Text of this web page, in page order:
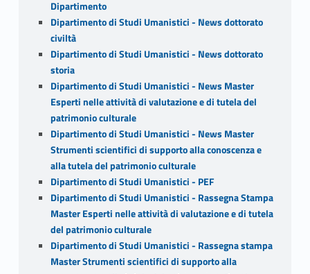
Dipartimento
Dipartimento di Studi Umanistici - News dottorato
civiltà
Dipartimento di Studi Umanistici - News dottorato
storia
Dipartimento di Studi Umanistici - News Master
Esperti nelle attività di valutazione e di tutela del
patrimonio culturale
Dipartimento di Studi Umanistici - News Master
Strumenti scientifici di supporto alla conoscenza e
alla tutela del patrimonio culturale
Dipartimento di Studi Umanistici - PEF
Dipartimento di Studi Umanistici - Rassegna Stampa
Master Esperti nelle attività di valutazione e di tutela
del patrimonio culturale
Dipartimento di Studi Umanistici - Rassegna stampa
Master Strumenti scientifici di supporto alla